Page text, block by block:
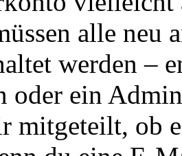
alle neu
werden –
oder ein
mitgeteilt, ob